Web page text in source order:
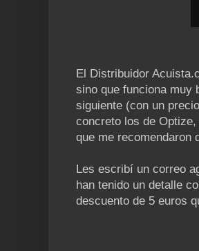
El Distribuidor
sino que funciona muy
siguiente (con un
concreto los de
que me recomendaron
Les escribí un correo
han tenido un detalle
descuento de 5 euros